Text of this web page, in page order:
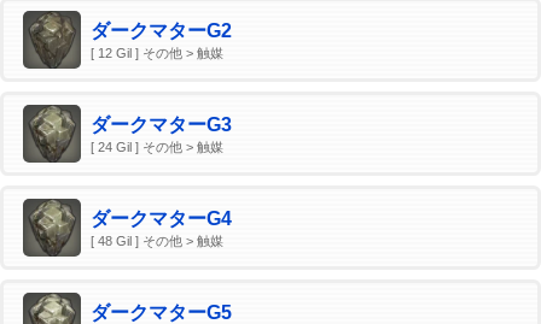
ダークマターG2
[ 12 Gil ] その他 > 触媒
ダークマターG3
[ 24 Gil ] その他 > 触媒
ダークマターG4
[ 48 Gil ] その他 > 触媒
ダークマターG5